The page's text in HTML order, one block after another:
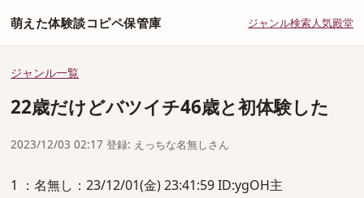
萌えた体験談コピペ保管庫 ジャンル検索人気殿堂
ジャンル一覧
22歳だけどバツイチ46歳と初体験した
2023/12/03 02:17 登録: えっちな名無しさん
1 ：名無し：23/12/01(金) 23:41:59 ID:ygOH主